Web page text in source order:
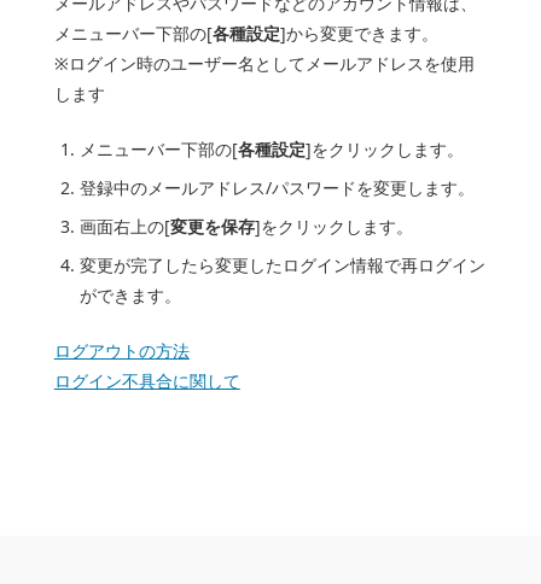
メニューバー下部の[各種設定]から変更できます。
※ログイン時のユーザー名としてメールアドレスを使用
します
メニューバー下部の[各種設定]をクリックします。
登録中のメールアドレス/パスワードを変更します。
画面右上の[変更を保存]をクリックします。
変更が完了したら変更したログイン情報で再ログイン
ができます。
ログアウトの方法
ログイン不具合に関して